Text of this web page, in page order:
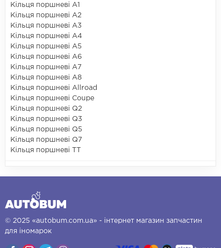
Кільця поршневі A1
Кільця поршневі A2
Кільця поршневі A3
Кільця поршневі A4
Кільця поршневі A5
Кільця поршневі A6
Кільця поршневі A7
Кільця поршневі A8
Кільця поршневі Allroad
Кільця поршневі Coupe
Кільця поршневі Q2
Кільця поршневі Q3
Кільця поршневі Q5
Кільця поршневі Q7
Кільця поршневі TT
© 2025 «autobum.com.ua» - інтернет магазин запчастин
для іномарок